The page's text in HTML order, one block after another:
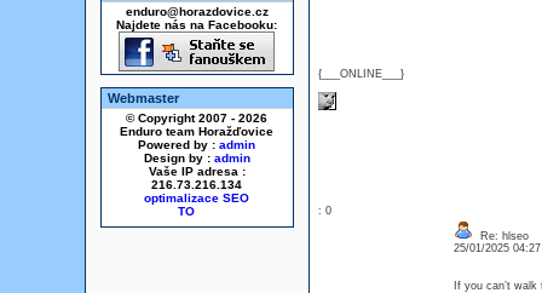
enduro@horazdovice.cz
Najdete nás na Facebooku:
Webmaster
© Copyright 2007 - 2026
Enduro team Horažďovice
Powered by : admin
Design by : admin
Vaše IP adresa :
216.73.216.134
optimalizace SEO
{___ONLINE___}
: 0
Re: hlseo
25/01/2025
If you can’t